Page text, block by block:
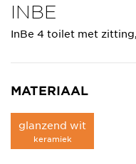
INBE
InBe 4 toilet met
MATERIAAL
glanzend wit
keramiek